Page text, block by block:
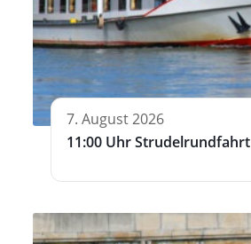
7. August 2026
11:00 Uhr Strudelrundfahrt